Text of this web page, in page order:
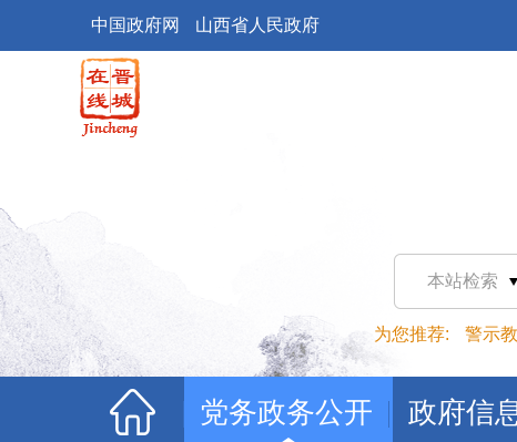
中国政府网 山西省人民政府
本站检索
为您推荐: 警示
党务政务公开 政府信